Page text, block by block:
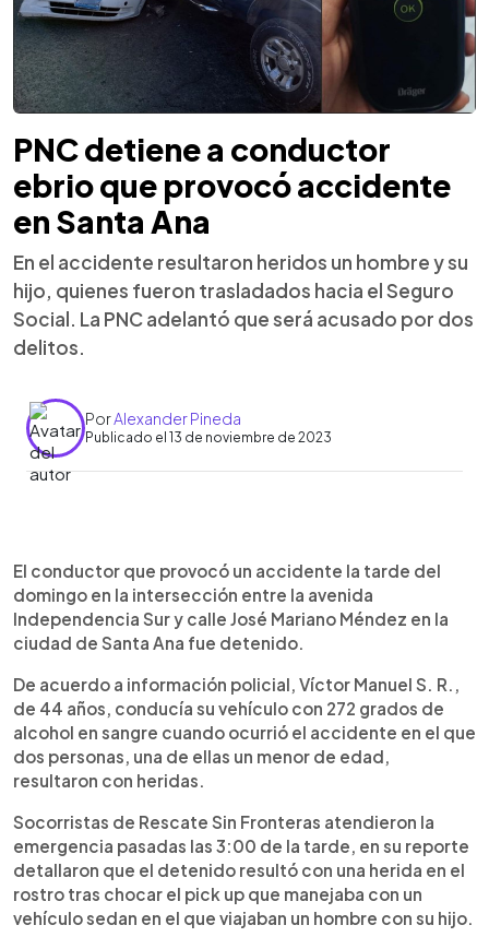
PNC detiene a conductor
ebrio que provocó accidente
en Santa Ana
En el accidente resultaron heridos un hombre y su
hijo, quienes fueron trasladados hacia el Seguro
Social. La PNC adelantó que será acusado por dos
delitos.
PorAlexander Pineda
Publicado el 13 de noviembre de 2023
► Escuchar artículo
El conductor que provocó un accidente la tarde del
domingo en la intersección entre la avenida
Independencia Sur y calle José Mariano Méndez en la
ciudad de Santa Ana fue detenido.
De acuerdo a información policial, Víctor Manuel S. R.,
de 44 años, conducía su vehículo con 272 grados de
alcohol en sangre cuando ocurrió el accidente en el que
dos personas, una de ellas un menor de edad,
resultaron con heridas.
Socorristas de Rescate Sin Fronteras atendieron la
emergencia pasadas las 3:00 de la tarde, en su reporte
detallaron que el detenido resultó con una herida en el
rostro tras chocar el pick up que manejaba con un
vehículo sedan en el que viajaban un hombre con su hijo.